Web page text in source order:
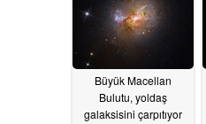
Büyük Macellan
Bulutu, yoldaş
galaksisini çarpıtıyor